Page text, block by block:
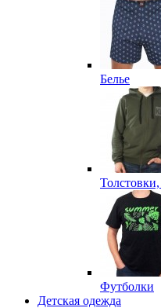
Белье
Футболки
Детская одежда